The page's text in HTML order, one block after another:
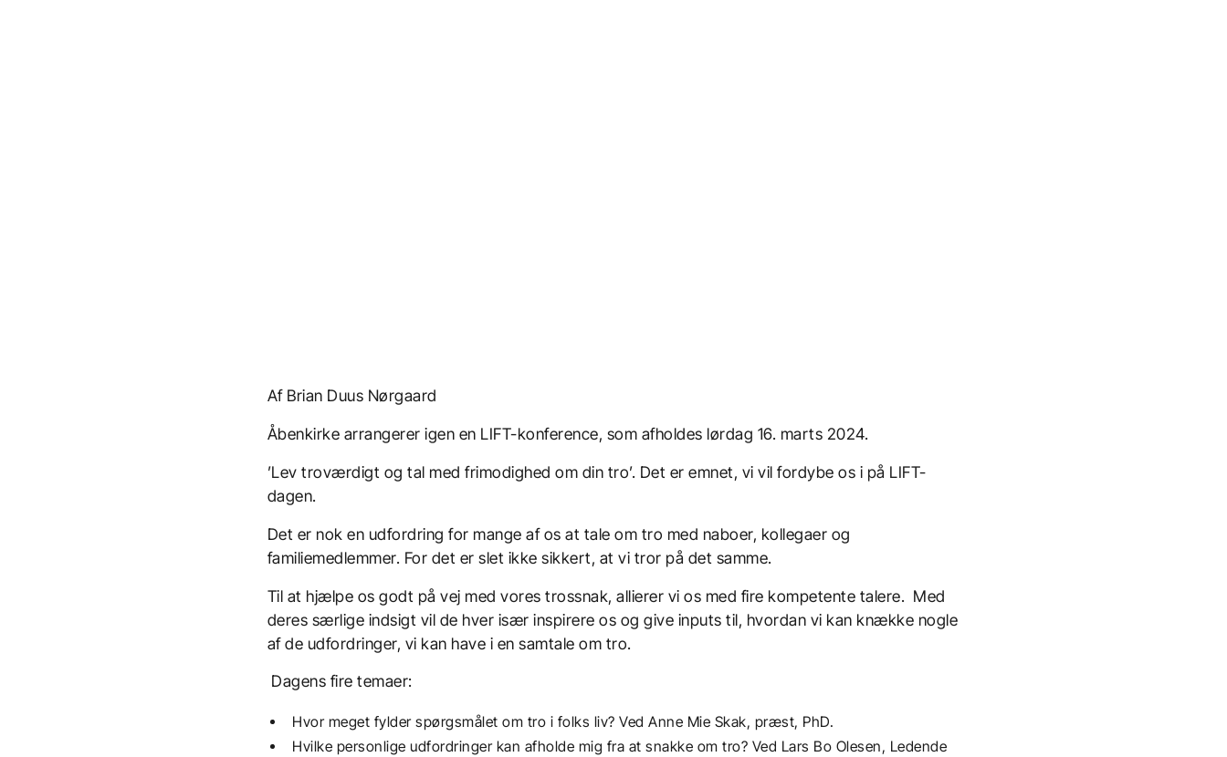
Af Brian Duus Nørgaard
Åbenkirke arrangerer igen en LIFT-konference, som afholdes lørdag 16. marts 2024.
’Lev troværdigt og tal med frimodighed om din tro’. Det er emnet, vi vil fordybe os i på LIFT-
dagen.
Det er nok en udfordring for mange af os at tale om tro med naboer, kollegaer og
familiemedlemmer. For det er slet ikke sikkert, at vi tror på det samme.
Til at hjælpe os godt på vej med vores trossnak, allierer vi os med fire kompetente talere. Med
deres særlige indsigt vil de hver især inspirere os og give inputs til, hvordan vi kan knække nogle
af de udfordringer, vi kan have i en samtale om tro.
Dagens fire temaer:
Hvor meget fylder spørgsmålet om tro i folks liv?Ved Anne Mie Skak, præst, PhD.
Hvilke personlige udfordringer kan afholde mig fra at snakke om tro? Ved Lars Bo Olesen, Ledende